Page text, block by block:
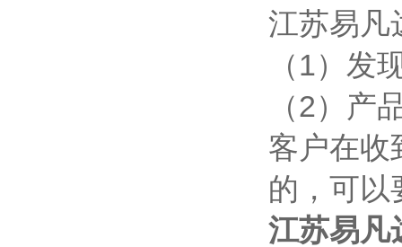
江苏易凡
（1）发
（2）产
客户在收
的，可以
江苏易凡